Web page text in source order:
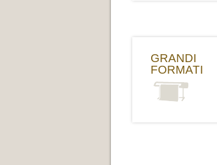
GRANDI
FORMATI